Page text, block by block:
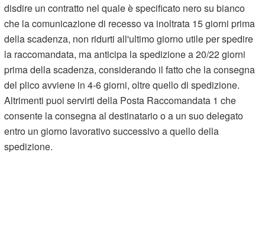
disdire un contratto nel quale è specificato nero su bianco
che la comunicazione di recesso va inoltrata 15 giorni prima
della scadenza, non ridurti all'ultimo giorno utile per spedire
la raccomandata, ma anticipa la spedizione a 20/22 giorni
prima della scadenza, considerando il fatto che la consegna
del plico avviene in 4-6 giorni, oltre quello di spedizione.
Altrimenti puoi servirti della Posta Raccomandata 1 che
consente la consegna al destinatario o a un suo delegato
entro un giorno lavorativo successivo a quello della
spedizione.